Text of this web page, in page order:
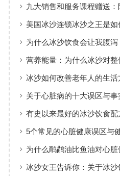
九大销售和服务课程赠送
美国冰沙连锁冰沙之王是如
为什么冰沙饮食会让我腹泻
营养能量：为什么冰沙对整
冰沙如何改善老年人的生活
关于心脏病的十大误区与事
有史以来最好的冰沙饮食配
5个常见的心脏健康误区与
为什么鸸鹋油比鱼油对心脏
冰沙女王告诉你：关于冰沙